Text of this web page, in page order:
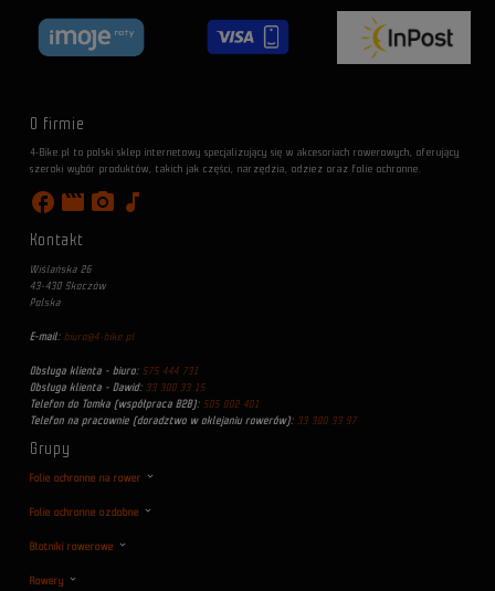
O firmie
4-Bike.pl to polski sklep internetowy specjalizujący się w akcesoriach rowerowych, oferujący
szeroki wybór produktów, takich jak części, narzędzia, odzież oraz folie ochronne.
facebook movie photo_camera music_note
Kontakt
Wiślańska 26
43-430 Skoczów
Polska
E-mail: biuro@4-bike.pl
Obsługa klienta - biuro: 575 444 731
Obsługa klienta - Dawid: 33 300 33 15
Telefon do Tomka (współpraca B2B): 505 002 401
Telefon na pracownie (doradztwo w oklejaniu rowerów): 33 300 33 97
Grupy
Folie ochronne na rower
Folie ochronne ozdobne
Błotniki rowerowe
Rowery